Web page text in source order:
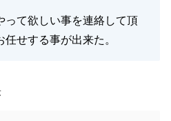
って欲しい事を連絡して頂
せする事が出来た。